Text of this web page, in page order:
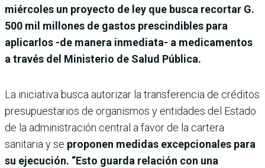
miércoles un proyecto de ley que busca recortar G.
500 mil millones de gastos prescindibles para
aplicarlos -de manera inmediata- a medicamentos
a través del Ministerio de Salud Pública.
La iniciativa busca autorizar la transferencia de créditos
presupuestarios de organismos y entidades del Estado
de la administración central a favor de la cartera
sanitaria y se proponen medidas excepcionales para
su ejecución. “Esto guarda relación con una